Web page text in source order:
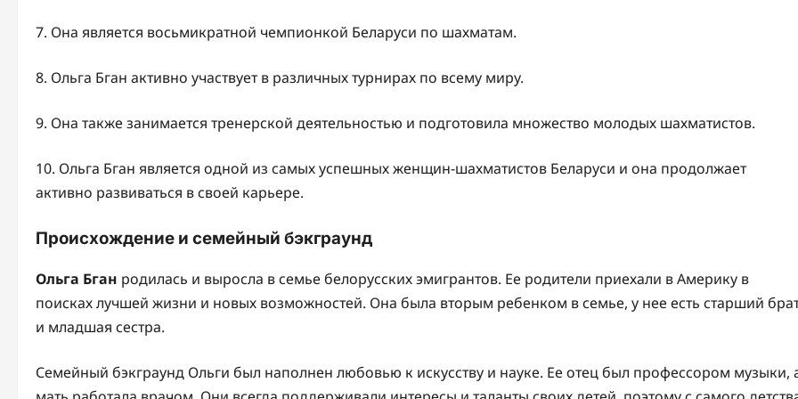
7. Она является восьмикратной чемпионкой Беларуси по шахматам.
8. Ольга Бган активно участвует в различных турнирах по всему миру.
9. Она также занимается тренерской деятельностью и подготовила множество молодых шахматистов.
10. Ольга Бган является одной из самых успешных женщин-шахматистов Беларуси и она продолжает
активно развиваться в своей карьере.
Происхождение и семейный бэкграунд
Ольга Бган родилась и выросла в семье белорусских эмигрантов. Ее родители приехали в Америку в
поисках лучшей жизни и новых возможностей. Она была вторым ребенком в семье, у нее есть старший
и младшая сестра.
Семейный бэкграунд Ольги был наполнен любовью к искусству и науке. Ее отец был профессором музыки,